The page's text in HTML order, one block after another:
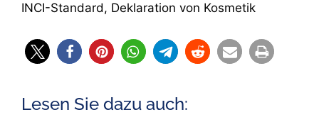
INCI-Standard, Deklaration von Kosmetik
Lesen Sie dazu auch: